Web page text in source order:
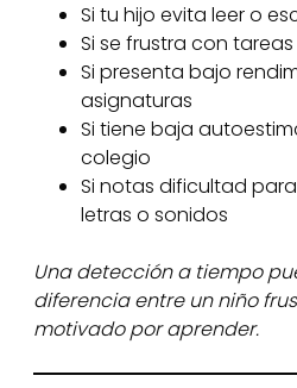
Si tu hijo evita leer o
Si se frustra con
Si presenta bajo
asignaturas
Si tiene baja
colegio
Si notas dificultad
letras o sonidos
Una detección a tiempo
diferencia entre un niño
motivado por aprender.